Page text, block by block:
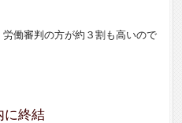
働審判の方が約３割も高いので
終結